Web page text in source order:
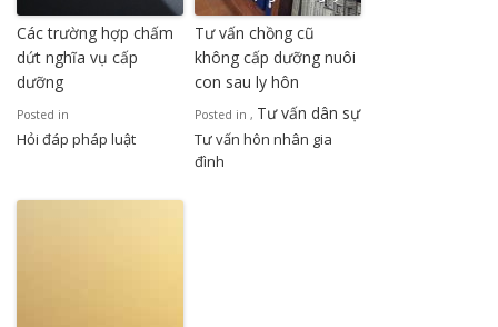
Các trường hợp chấm
dứt nghĩa vụ cấp
dưỡng
Posted in
Hỏi đáp pháp luật
Tư vấn chồng cũ
không cấp dưỡng nuôi
con sau ly hôn
Posted in
Tư vấn hôn nhân gia
đình
, Tư vấn dân sự